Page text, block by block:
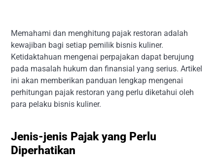
Memahami dan menghitung pajak restoran adalah
kewajiban bagi setiap pemilik bisnis kuliner.
Ketidaktahuan mengenai perpajakan dapat berujung
pada masalah hukum dan finansial yang serius. Artikel
ini akan memberikan panduan lengkap mengenai
perhitungan pajak restoran yang perlu diketahui oleh
para pelaku bisnis kuliner.
Jenis-jenis Pajak yang Perlu
Diperhatikan